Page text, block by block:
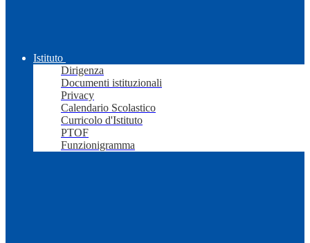
Istituto
Dirigenza
Documenti istituzionali
Privacy
Calendario Scolastico
Curricolo d'Istituto
PTOF
Funzionigramma